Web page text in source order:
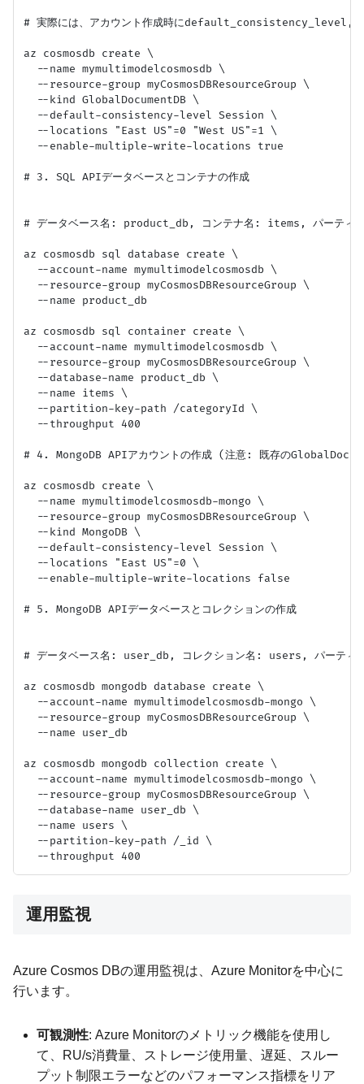
# 実際には、アカウント作成時にdefault_consistency_level,
az cosmosdb create \
  --name mymultimodelcosmosdb \
  --resource-group myCosmosDBResourceGroup \
  --kind GlobalDocumentDB \
  --default-consistency-level Session \
  --locations "East US"=0 "West US"=1 \
  --enable-multiple-write-locations true
# 3. SQL APIデータベースとコンテナの作成
# データベース名: product_db, コンテナ名: items, パーテ
az cosmosdb sql database create \
  --account-name mymultimodelcosmosdb \
  --resource-group myCosmosDBResourceGroup \
  --name product_db
az cosmosdb sql container create \
  --account-name mymultimodelcosmosdb \
  --resource-group myCosmosDBResourceGroup \
  --database-name product_db \
  --name items \
  --partition-key-path /categoryId \
  --throughput 400
# 4. MongoDB APIアカウントの作成 (注意: 既存の
az cosmosdb create \
  --name mymultimodelcosmosdb-mongo \
  --resource-group myCosmosDBResourceGroup \
  --kind MongoDB \
  --default-consistency-level Session \
  --locations "East US"=0 \
  --enable-multiple-write-locations false
# 5. MongoDB APIデータベースとコレクションの作成
# データベース名: user_db, コレクション名: users, パーティ
az cosmosdb mongodb database create \
  --account-name mymultimodelcosmosdb-mongo \
  --resource-group myCosmosDBResourceGroup \
  --name user_db
az cosmosdb mongodb collection create \
  --account-name mymultimodelcosmosdb-mongo \
  --resource-group myCosmosDBResourceGroup \
  --database-name user_db \
  --name users \
  --partition-key-path /_id \
運用監視
Azure Cosmos DBの運用監視は、Azure Monitorを中心に
行います。
可観測性: Azure Monitorのメトリック機能を使用し
て、RU/s消費量、ストレージ使用量、遅延、スルー
プット制限エラーなどのパフォーマンス指標をリア